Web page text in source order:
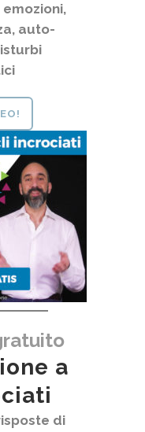
auto-
a
di